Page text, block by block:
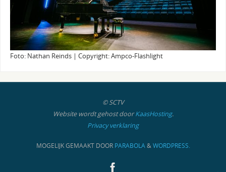
Foto: Nathan Reinds | Copyright: Ampco-Flashlight
© SCTV
Website wordt gehost doorKaasHosting.
Privacy verklaring
MOGELIJK GEMAAKT DOOR PARABOLA&WORDPRESS.